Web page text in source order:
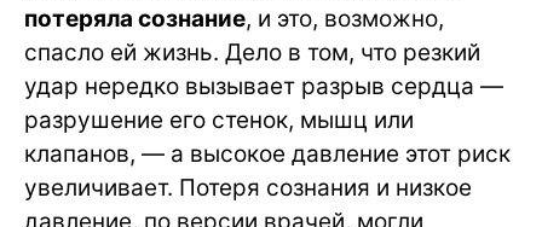
потеряла сознание, и это, возможно,
спасло ей жизнь. Дело в том, что резкий
удар нередко вызывает разрыв сердца —
разрушение его стенок, мышц или
клапанов, — а высокое давление этот риск
увеличивает. Потеря сознания и низкое
давление, по версии врачей, могли